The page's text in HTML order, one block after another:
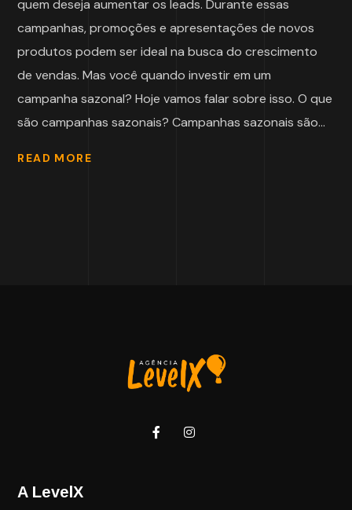
quem deseja aumentar os leads. Durante essas
campanhas, promoções e apresentações de novos
produtos podem ser ideal na busca do crescimento
de vendas. Mas você quando investir em um
campanha sazonal? Hoje vamos falar sobre isso. O que
são campanhas sazonais? Campanhas sazonais são...
READ MORE
A LevelX